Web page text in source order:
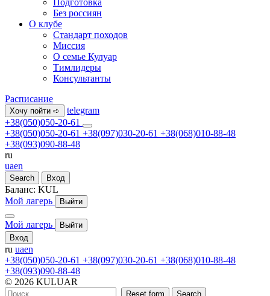
Подготовка
Без россиян
О клубе
Стандарт походов
Миссия
О семье Кулуар
Тимлидеры
Консультанты
Расписание
Хочу пойти ➪
telegram
+38(050)050-20-61
+38(050)050-20-61 +38(097)030-20-61 +38(068)010-88-48
+38(093)090-88-48
ru
uaen
Search Вход
Баланс: KUL
Мой лагерь
Выйти
Мой лагерь
Выйти
Вход
ru uaen
+38(050)050-20-61 +38(097)030-20-61 +38(068)010-88-48
+38(093)090-88-48
© 2026 KULUAR
Reset form Search